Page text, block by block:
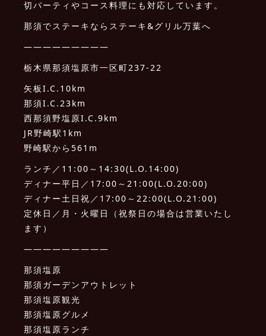
切パーティやコース料理にも対応しています。
那須でステーキならステーキ&グリル万葉へ
—————————
栃木県那須塩原市一区町237-22
矢板I.C.10km
那須I.C.23km
西那須野塩原I.C.9km
JR野崎駅1km
野崎駅から561m
ランチ／11:00～14:30(L.O.14:00)
ディナー平日／17:00～21:00(L.O.20:00)
ディナー土日祝／17:00～22:00(L.O.21:00)
定休日／月・火曜日（祝祭日の場合は営業いたし
ます）
—————————
那須塩原
那須ガーデンアウトレット
那須塩原観光
那須塩原グルメ
那須塩原ランチ